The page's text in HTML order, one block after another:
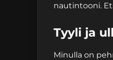
nautintooni.
Tyyli ja
Minulla on